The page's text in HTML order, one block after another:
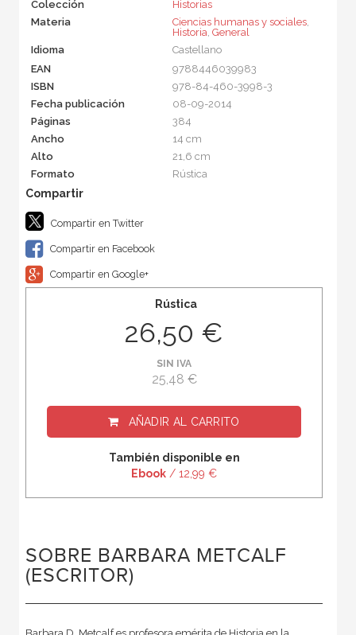
Colección
Historias
Materia
Ciencias humanas y sociales,
Historia General
Idioma
Castellano
EAN
9788446039983
ISBN
978-84-460-3998-3
Fecha publicación
08-09-2014
Páginas
384
Ancho
14 cm
Alto
21,6 cm
Formato
Rústica
Compartir en Twitter
Compartir en Facebook
Compartir en Google+
Rústica
26,50 €
SIN IVA
25,48 €
AÑADIR AL CARRITO
También disponible en
Ebook / 12,99 €
SOBRE BARBARA METCALF
(ESCRITOR)